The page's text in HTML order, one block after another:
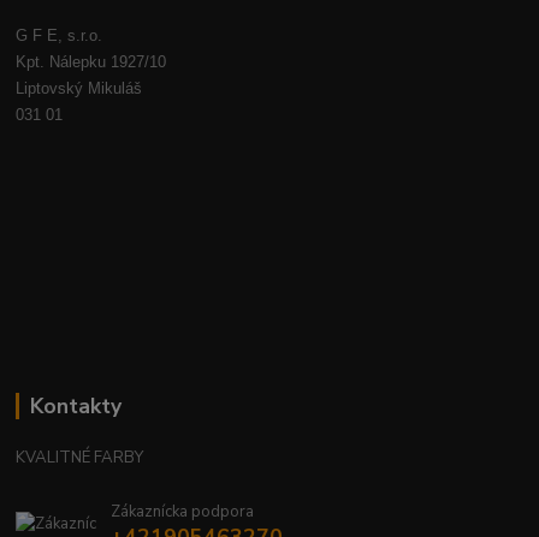
G F E, s.r.o.
Kpt. Nálepku 1927/10
Liptovský Mikuláš
031 01
Kontakty
KVALITNÉ FARBY
Zákaznícka podpora